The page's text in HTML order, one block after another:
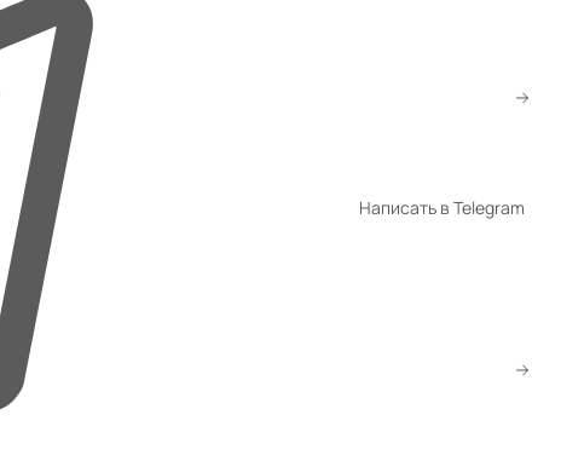
Написать в Telegram